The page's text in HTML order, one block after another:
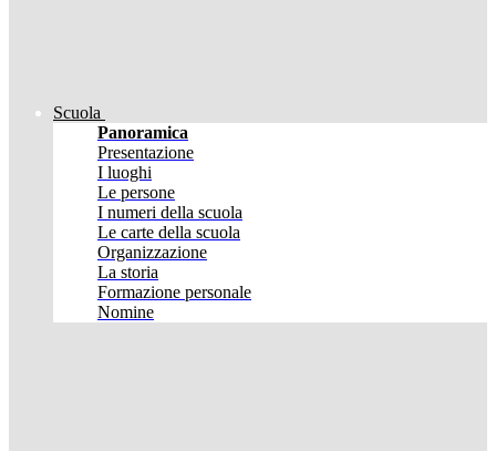
Scuola
Panoramica
Presentazione
I luoghi
Le persone
I numeri della scuola
Le carte della scuola
Organizzazione
La storia
Formazione personale
Nomine